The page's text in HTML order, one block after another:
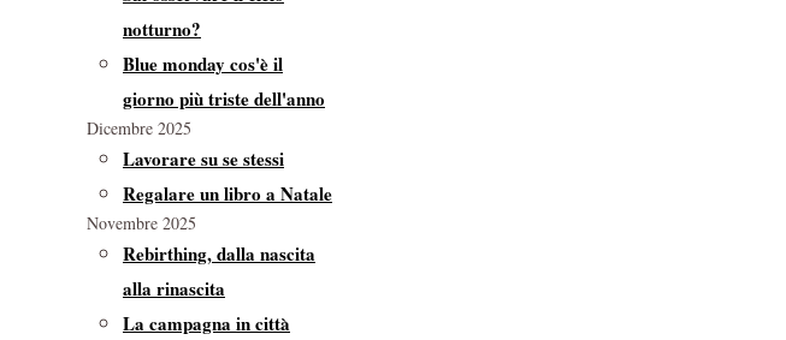
notturno?
Blue monday cos'è il
giorno più triste dell'anno
Dicembre 2025
Lavorare su se stessi
Regalare un libro a Natale
Novembre 2025
Rebirthing, dalla nascita
alla rinascita
La campagna in città